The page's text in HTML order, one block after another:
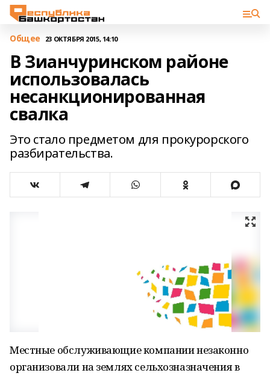
Общее 23 ОКТЯБРЯ 2015, 14:10
В Зианчуринском районе
использовалась
несанкционированная
свалка
Это стало предметом для прокурорского
разбирательства.
Местные обслуживающие компании незаконно
организовали на землях сельхозназначения в